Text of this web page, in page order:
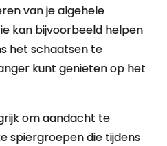
van je algehele
kan bijvoorbeeld helpen
het schaatsen te
kunt genieten op het
om aandacht te
spiergroepen die tijdens